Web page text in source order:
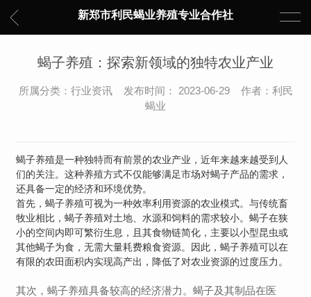
新郑市利民蝎业养殖专业合作社
蝎子养殖：探索新领域的独特农业产业
所属分类：行业资讯 发布时间： 2023-06-29 作者：利民
蝎业
蝎子养殖是一种独特而有前景的农业产业，近年来越来越受到人
们的关注。这种养殖方式不仅能够满足市场对蝎子产品的需求，
还具备一定的经济和环境优势。
首先，蝎子养殖可视为一种效率利用资源的农业模式。与传统畜
牧业相比，蝎子养殖对土地、水源和饲料的需求较小。蝎子在狭
小的空间内即可繁衍生息，且其食物链简化，主要以小型昆虫或
其他蝎子为食，无需大量耗费粮食资源。因此，蝎子养殖可以在
有限的农田面积内实现高产出，降低了对农业资源的过度压力。
其次，蝎子养殖具备较高的经济潜力。蝎子及其制品在医